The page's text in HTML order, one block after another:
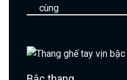
cùng